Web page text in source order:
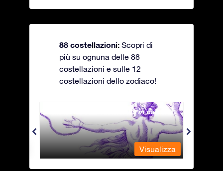
88 costellazioni: Scopri di
più su ognuna delle 88
costellazioni e sulle 12
costellazioni dello zodiaco!
Andromeda - La fanciulla in catene
Visualizza